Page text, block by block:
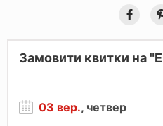
Замовити квитки на
03 вер., четвер